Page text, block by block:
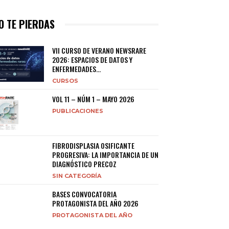
TE PIERDAS
VII CURSO DE VERANO NEWSRARE
2026: ESPACIOS DE DATOS Y
ENFERMEDADES...
CURSOS
VOL 11 – NÚM 1 – MAYO 2026
PUBLICACIONES
FIBRODISPLASIA OSIFICANTE
PROGRESIVA: LA IMPORTANCIA DE UN
DIAGNÓSTICO PRECOZ
SIN CATEGORÍA
BASES CONVOCATORIA
PROTAGONISTA DEL AÑO 2026
PROTAGONISTA DEL AÑO